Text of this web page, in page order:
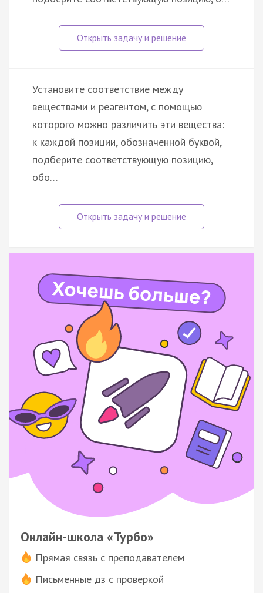
Установите соответствие между
веществами и реагентом, с помощью
которого можно различить эти вещества:
к каждой позиции, обозначенной буквой,
подберите соответствующую позицию,
обо…
Онлайн-школа «Турбо»
Прямая связь с преподавателем
Письменные дз с проверкой